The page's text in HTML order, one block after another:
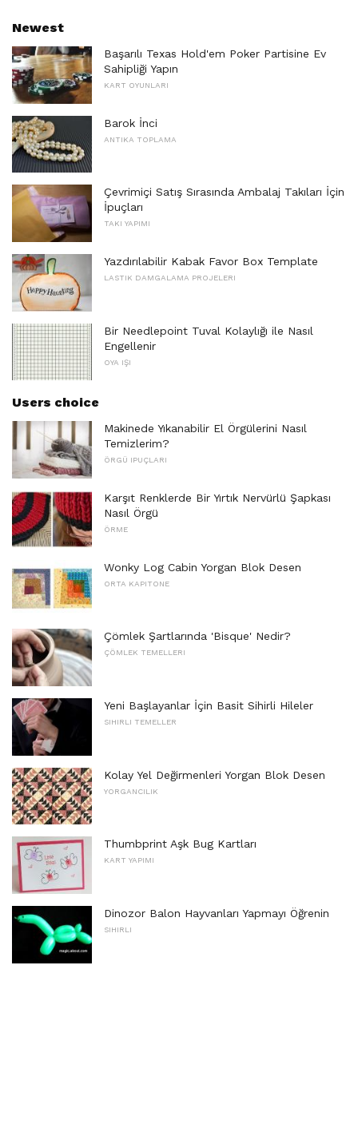
Newest
Başarılı Texas Hold'em Poker Partisine Ev
Sahipliği Yapın
KART OYUNLARI
Barok İnci
ANTIKA TOPLAMA
Çevrimiçi Satış Sırasında Ambalaj Takıları İçin
İpuçları
TAKI YAPIMI
Yazdırılabilir Kabak Favor Box Template
LASTIK DAMGALAMA PROJELERI
Bir Needlepoint Tuval Kolaylığı ile Nasıl
Engellenir
OYA IŞI
Users choice
Makinede Yıkanabilir El Örgülerini Nasıl
Temizlerim?
ÖRGÜ IPUÇLARI
Karşıt Renklerde Bir Yırtık Nervürlü Şapkası
Nasıl Örgü
ÖRME
Wonky Log Cabin Yorgan Blok Desen
ORTA KAPITONE
Çömlek Şartlarında 'Bisque' Nedir?
ÇÖMLEK TEMELLERI
Yeni Başlayanlar İçin Basit Sihirli Hileler
SIHIRLI TEMELLER
Kolay Yel Değirmenleri Yorgan Blok Desen
YORGANCILIK
Thumbprint Aşk Bug Kartları
KART YAPIMI
Dinozor Balon Hayvanları Yapmayı Öğrenin
SIHIRLI